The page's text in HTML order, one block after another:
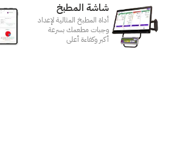
شاشة المطبخ
أداة المطبخ المثالية لإعداد
وجبات مطعمك بسرعة
أكبر وكفاءة أعلى